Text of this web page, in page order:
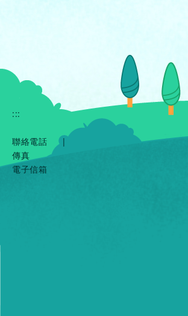
:::
聯絡電話
|
傳真
電子信箱